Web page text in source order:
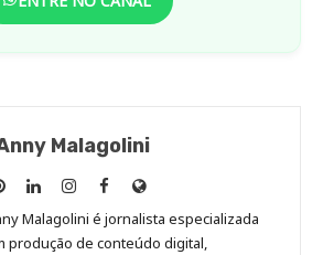
Malagolini
Anny
Malagolini
no
Anny
Malagolini
no
Anny
Malagolini
no
Anny
Malagolini
no
Site
de
Anny
Malagolini é jornalista especializada
produção de conteúdo digital,